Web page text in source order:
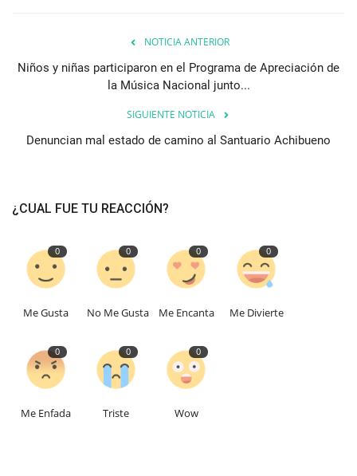
NOTICIA ANTERIOR
Niños y niñas participaron en el Programa de Apreciación de
la Música Nacional junto...
SIGUIENTE NOTICIA
Denuncian mal estado de camino al Santuario Achibueno
¿CUAL FUE TU REACCIÓN?
0
Me Gusta
0
No Me Gusta
0
Me Encanta
0
Me Divierte
0
Me Enfada
0
Triste
0
Wow